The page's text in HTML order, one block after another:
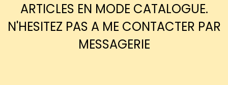
ARTICLES EN MODE CATALOGUE.
N'HESITEZ PAS A ME CONTACTER PAR
MESSAGERIE